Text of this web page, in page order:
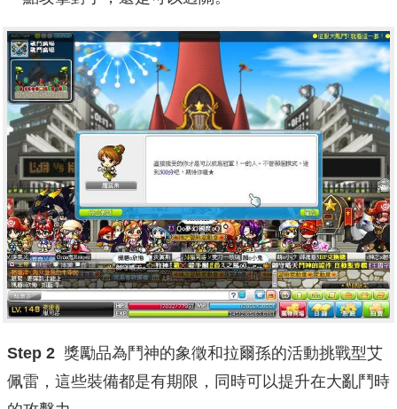
Step 2 獎勵品為鬥神的象徵和拉爾孫的活動挑戰型艾
佩雷，這些裝備都是有期限，同時可以提升在大亂鬥時